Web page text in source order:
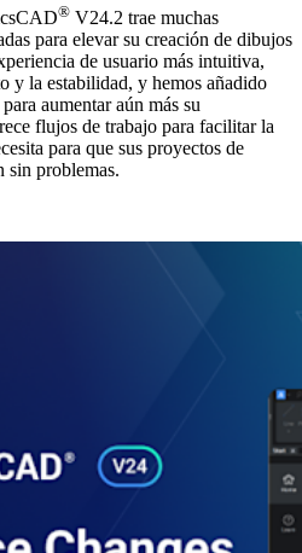
® V24.2 trae muchas
para elevar su creación de dibujos
de usuario más intuitiva,
y la estabilidad, y hemos añadido
aumentar aún más su
flujos de trabajo para facilitar la
para que sus proyectos de
sin problemas.